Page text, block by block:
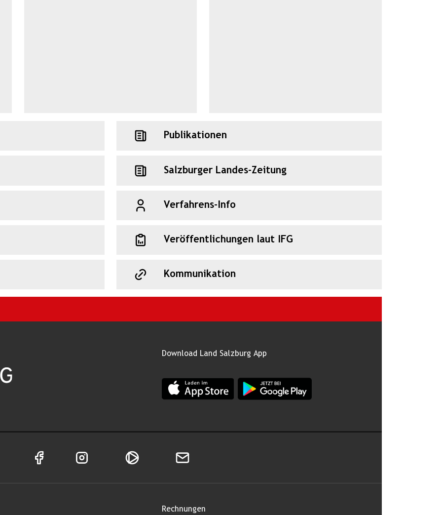
Publikationen
Salzburger Landes-Zeitung
Verfahrens-Info
Veröffentlichungen laut IFG
Kommunikation
Download Land Salzburg App
App Land Salzburg im Apple App StoreApp Land Salzburg im Google Play Store
Facebook Seite von Land Salzburg
Instagram Seite von Land Salzburg
Salzburg ON Newsletter abonnieren
Rechnungen